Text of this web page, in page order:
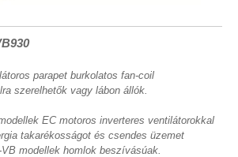
parapet burkolatos fan-coil
szerelhetők vagy lábon állók.
EC motoros inverteres ventilátorokkal
takarékosságot és csendes üzemet
modellek homlok beszívásúak.